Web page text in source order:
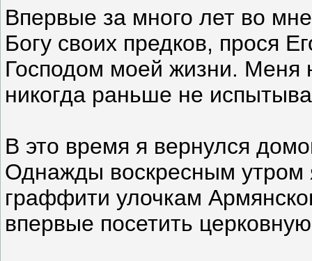
Впервые за много лет во
Богу своих предков, прося
Господом моей жизни. Меня
никогда раньше не
В это время я вернулся
Однажды воскресным утром
граффити улочкам
впервые посетить